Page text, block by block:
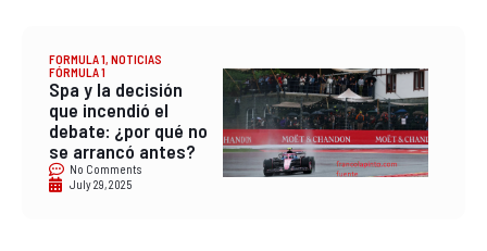
FORMULA 1, NOTICIAS
FÓRMULA 1
Spa y la decisión
que incendió el
debate: ¿por qué no
se arrancó antes?
No Comments
July 29, 2025